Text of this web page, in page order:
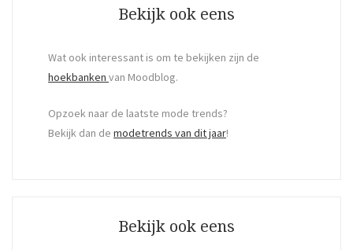
Bekijk ook eens
Wat ook interessant is om te bekijken zijn de
hoekbanken van Moodblog.
Opzoek naar de laatste mode trends?
Bekijk dan de modetrends van dit jaar!
Bekijk ook eens